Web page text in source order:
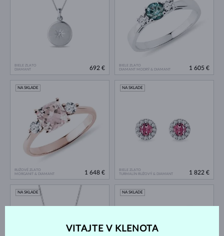
BIELE ZLATO
DIAMANT
692 €
BIELE ZLATO
DIAMANT MODRÝ & DIAMANT
1 605 €
RUŽOVÉ ZLATO
MORGANIT & DIAMANT
NA SKLADE
1 648 €
BIELE ZLATO
TURMALÍN RUŽOVÝ & DIAMANT
NA SKLADE
1 822 €
NA SKLADE NA SKLADE
VITAJTE V KLENOTA